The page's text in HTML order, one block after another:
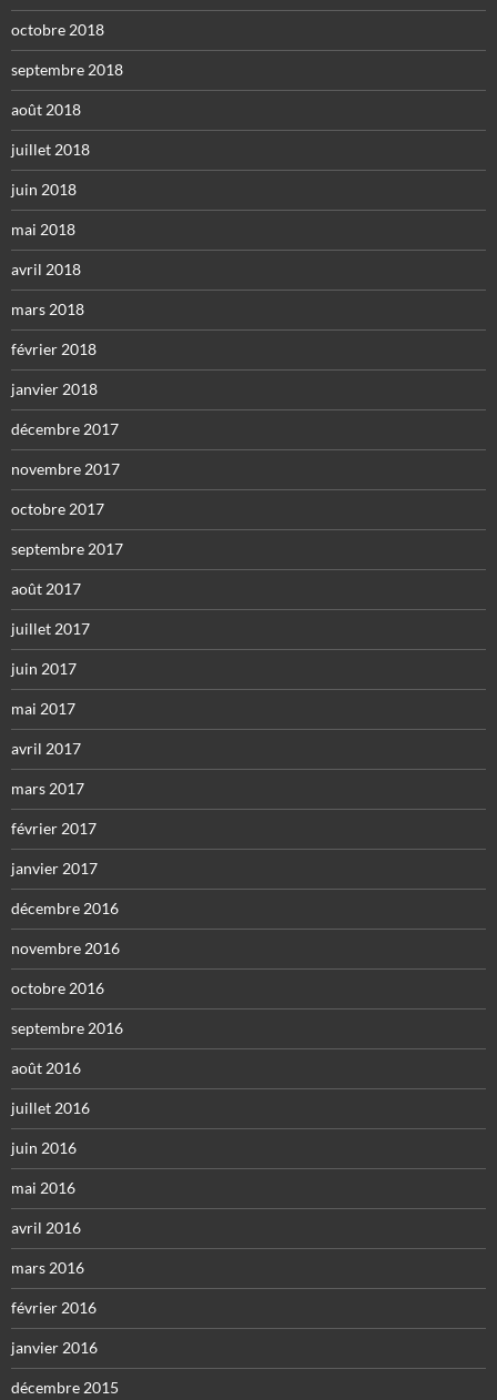
octobre 2018
septembre 2018
août 2018
juillet 2018
juin 2018
mai 2018
avril 2018
mars 2018
février 2018
janvier 2018
décembre 2017
novembre 2017
octobre 2017
septembre 2017
août 2017
juillet 2017
juin 2017
mai 2017
avril 2017
mars 2017
février 2017
janvier 2017
décembre 2016
novembre 2016
octobre 2016
septembre 2016
août 2016
juillet 2016
juin 2016
mai 2016
avril 2016
mars 2016
février 2016
janvier 2016
décembre 2015